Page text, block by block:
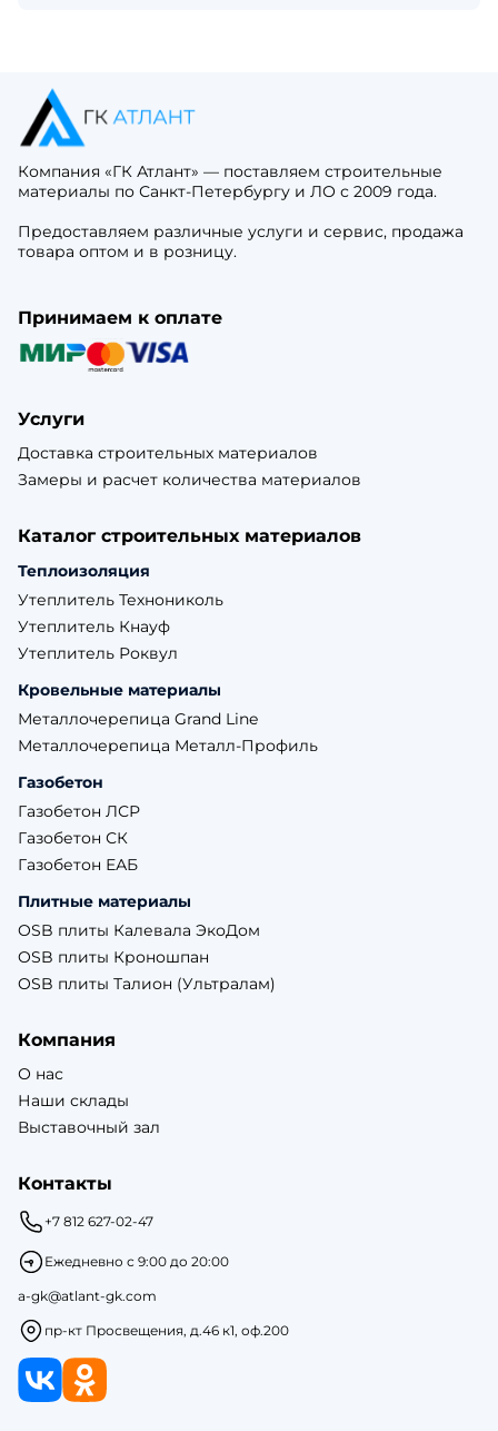
Компания «ГК Атлант» — поставляем строительные
материалы по Санкт-Петербургу и ЛО с 2009 года.
Предоставляем различные услуги и сервис, продажа
товара оптом и в розницу.
Принимаем к оплате
Услуги
Доставка строительных материалов
Замеры и расчет количества материалов
Каталог строительных материалов
Теплоизоляция
Утеплитель Технониколь
Утеплитель Кнауф
Утеплитель Роквул
Кровельные материалы
Металлочерепица Grand Line
Металлочерепица Металл-Профиль
Газобетон
Газобетон ЛСР
Газобетон СК
Газобетон ЕАБ
Плитные материалы
OSB плиты Калевала ЭкоДом
OSB плиты Кроношпан
OSB плиты Талион (Ультралам)
Компания
О нас
Наши склады
Выставочный зал
Контакты
+7 812 627-02-47
Ежедневно с 9:00 до 20:00
a-gk@atlant-gk.com
пр-кт Просвещения, д.46 к1, оф.200